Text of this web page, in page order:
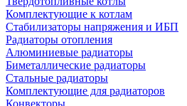
Комплектующие к котлам
Стабилизаторы напряжения и ИБП
Радиаторы отопления
Алюминиевые радиаторы
Биметаллические радиаторы
Стальные радиаторы
Комплектующие для радиаторов
Конвекторы